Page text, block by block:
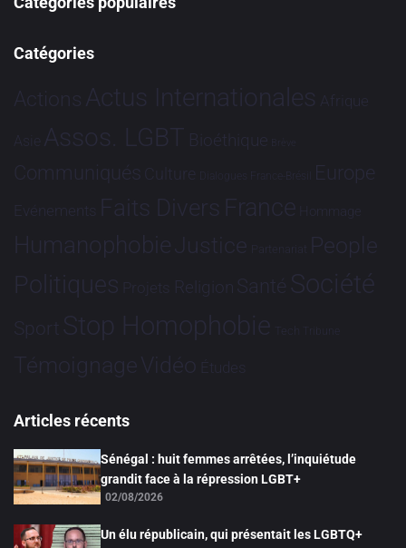
Catégories
Actions Actus Internationales Afrique
Asie Assos. LGBT Bioéthique Brève
Communiqués Culture Dialogues France-Brésil Europe
Evénements Faits Divers France Hommage
HumanophobieJustice Partenariat People
Politiques Projets Religion Santé Société
Sport Stop Homophobie Tech Tribune
TémoignageVidéo Études
Articles récents
Sénégal : huit femmes arrêtées, l’inquiétude
grandit face à la répression LGBT+
02/08/2026
Un élu républicain, qui présentait les LGBTQ+